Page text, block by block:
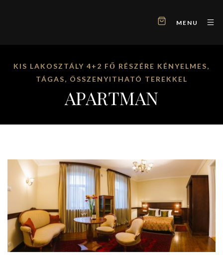
MENU
KIS LAKOSZTÁLY 4+2 FŐ RÉSZÉRE KÉNYELMES,
TÁGAS, ÖSSZENYITHATÓ TEREKKEL
APARTMAN